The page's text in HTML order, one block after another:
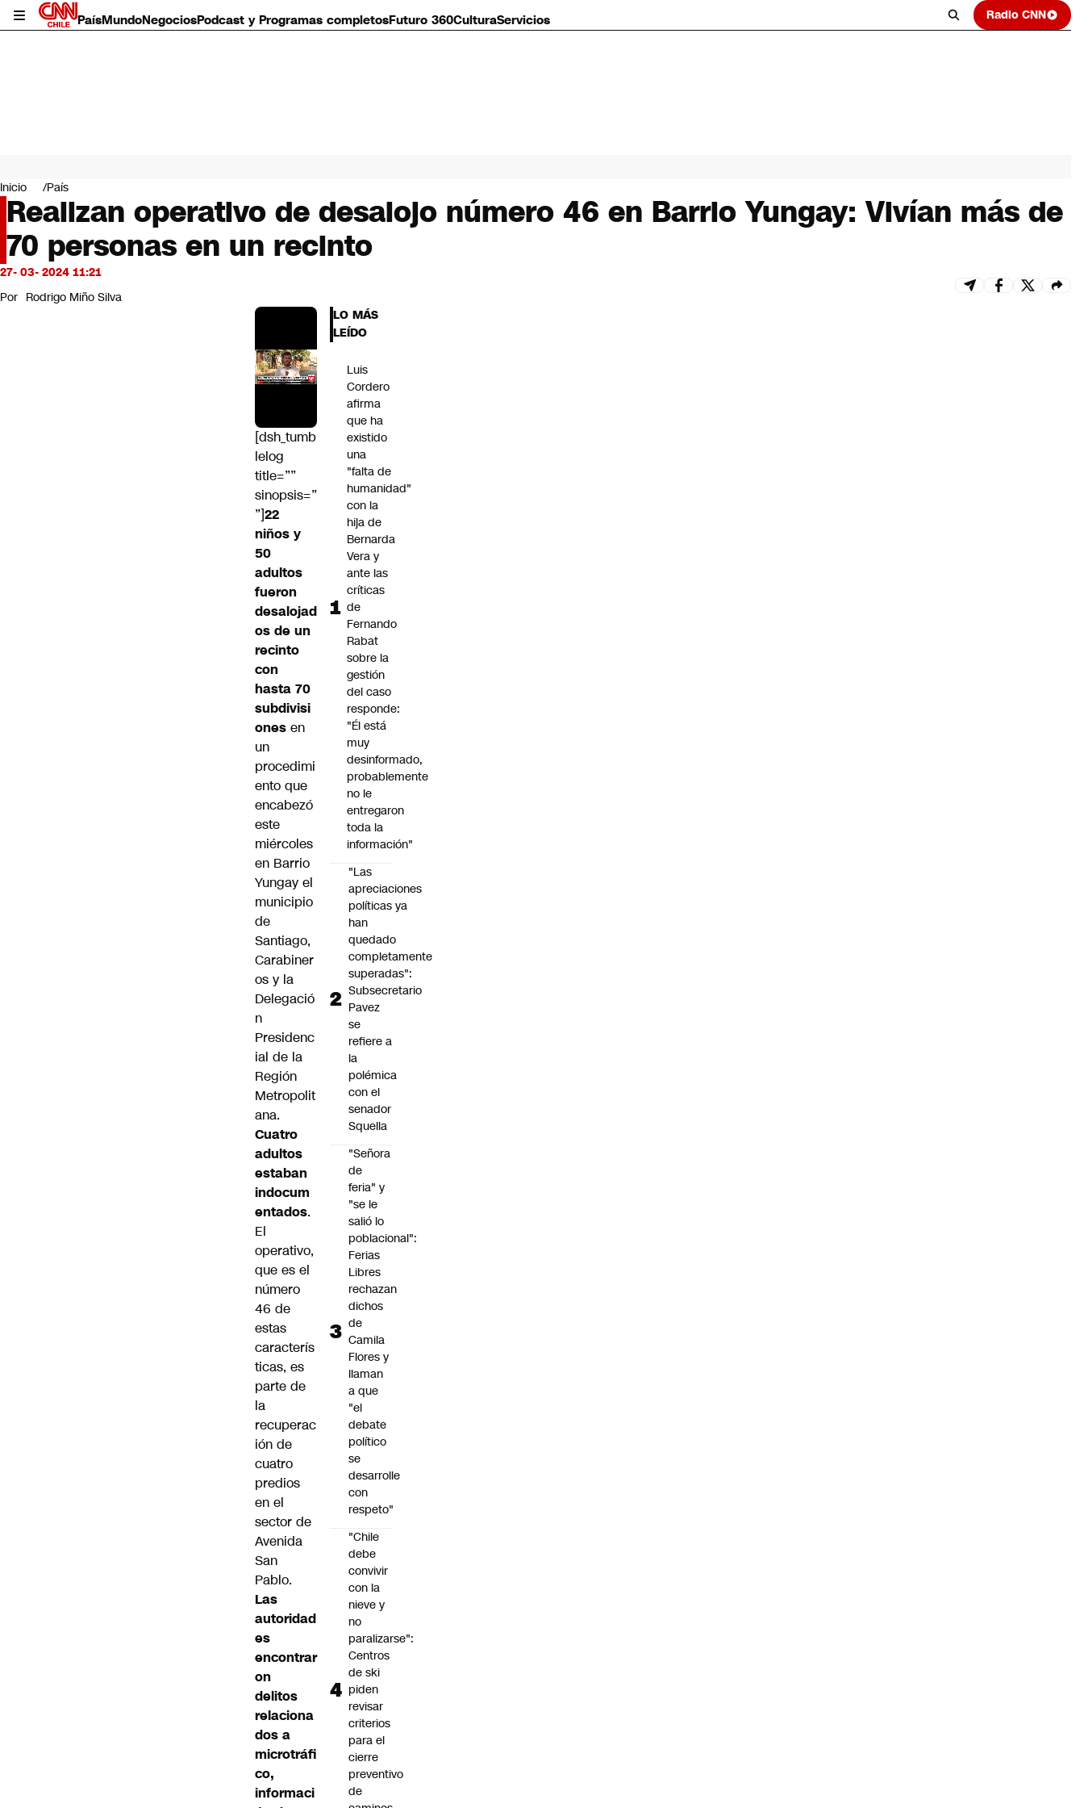
PaísMundoNegociosPodcast y Programas completosFuturo 360CulturaServicios Radio CNN
Mundo
Negocios
Deportes
Programas completos
Cultura
Servicios
Bits
CNN Data
Inicio País
Realizan operativo de desalojo número 46 en Barrio Yungay: Vivían más de
70 personas en un recinto
27- 03- 2024 11:21
Por Rodrigo Miño Silva
[dsh_tumb
lelog
title=””
sinopsis=”
”]22
niños y
50
adultos
fueron
desalojad
os de un
recinto
con
hasta 70
subdivisi
ones en
un
procedimi
ento que
encabezó
este
miércoles
en Barrio
Yungay el
municipio
de
Santiago,
Carabiner
os y la
Delegació
n
Presidenc
ial de la
Región
Metropolit
ana.
Cuatro
adultos
estaban
indocum
entados.
El
operativo,
que es el
número
46 de
estas
caracterís
ticas, es
parte de
la
recuperac
ión de
cuatro
predios
en el
sector de
Avenida
San
Pablo.
Las
autoridad
es
encontrar
on
delitos
relaciona
dos a
microtráfi
co,
informaci
LO MÁS
LEÍDO
Luis
Cordero
afirma
que ha
existido
una
"falta de
humanidad"
con la
hija de
Bernarda
Vera y
ante las
críticas
de
Fernando
Rabat
sobre la
gestión
del caso
responde:
"Él está
muy
desinformado,
probablemente
no le
entregaron
toda la
información"
"Las
apreciaciones
políticas ya
han
quedado
completamente
superadas":
Subsecretario
Pavez
se
refiere a
la
polémica
con el
senador
Squella
"Señora
de
feria" y
"se le
salió lo
poblacional":
Ferias
Libres
rechazan
dichos
de
Camila
Flores y
llaman
a que
"el
debate
político
se
desarrolle
con
respeto"
"Chile
debe
convivir
con la
nieve y
no
paralizarse":
Centros
de ski
piden
revisar
criterios
para el
cierre
preventivo
de